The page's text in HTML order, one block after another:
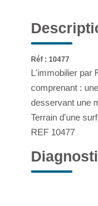
Réf : 10477
L'immobilier par
comprenant :
desservant une
Terrain d'une
REF 10477